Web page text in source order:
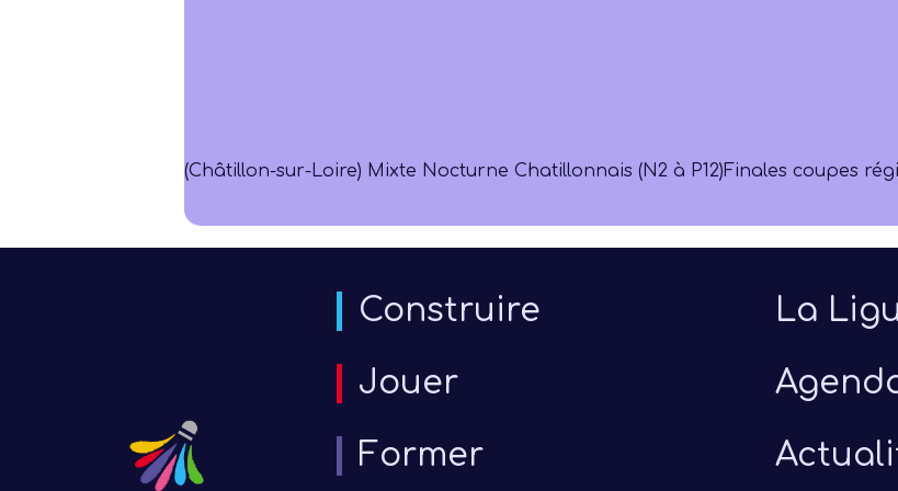
(Châtillon-sur-Loire) Mixte Nocturne Chatillonnais (N2 à P12)Finales coupes
Construire
Jouer
Former
La